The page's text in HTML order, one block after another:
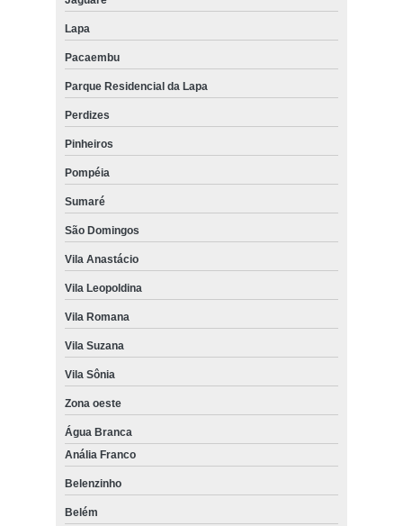
Lapa
Pacaembu
Parque Residencial da Lapa
Perdizes
Pinheiros
Pompéia
Sumaré
São Domingos
Vila Anastácio
Vila Leopoldina
Vila Romana
Vila Suzana
Vila Sônia
Zona oeste
Água Branca
Anália Franco
Belenzinho
Belém